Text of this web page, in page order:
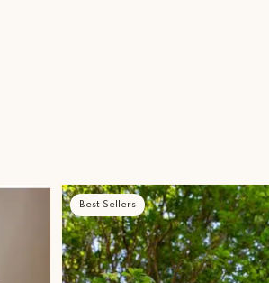
Best Sellers